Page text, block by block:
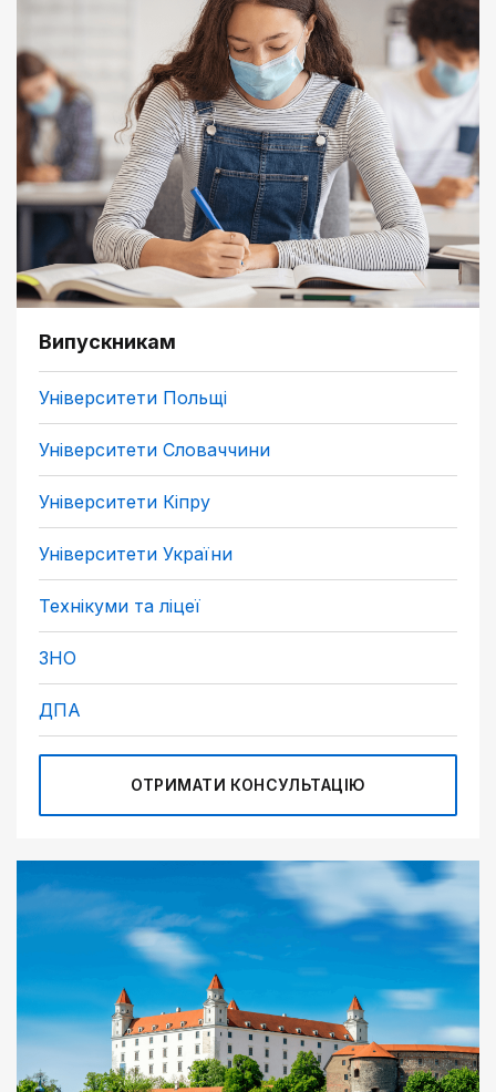
Випускникам
Університети Польщі
Університети Словаччини
Університети Кіпру
Університети України
Технікуми та ліцеї
ЗНО
ДПА
ОТРИМАТИ КОНСУЛЬТАЦІЮ